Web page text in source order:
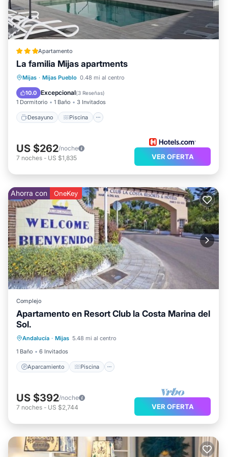
de la Costa del Sol para disfrutar de sus vacaciones!
Si tiene alguna duda, estaremos encantados de
ayudarle a proporcionarle las mejores vacaciones.
Apartamento
La familia Mijas apartments
Mijas · Mijas Pueblo 0.48 mi al centro
10.0 Excepcional(3 Reseñas)
1 Dormitorio 1 Baño 3 Invitados
Desayuno Piscina
Desayuno Piscina
Cocina
US $262/noche
7 noches - US $1,835 VER OFERTA
Ahorra con OneKey
Complejo
Apartamento en Resort Club la Costa Marina del
Sol.
Andalucía · Mijas 5.48 mi al centro
1 Baño
6 Invitados
Aparcamiento Piscina
Balcón/Terraza
Cocina
US $392/noche
7 noches - US $2,744 VER OFERTA